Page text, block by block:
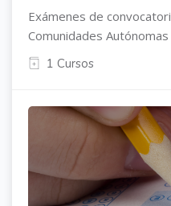
Exámenes de
Comunidades
1 Cursos